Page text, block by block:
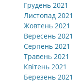
Грудень 2021
Листопад 2021
Жовтень 2021
Вересень 2021
Серпень 2021
Травень 2021
Квітень 2021
Березень 2021